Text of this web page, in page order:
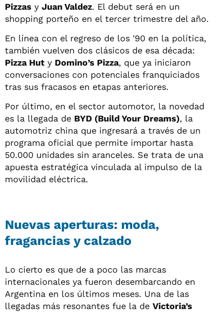
Pizzas y Juan Valdez. El debut será en un
shopping porteño en el tercer trimestre del año.
En línea con el regreso de los '90 en la política,
también vuelven dos clásicos de esa década:
Pizza Hut y Domino’s Pizza, que ya iniciaron
conversaciones con potenciales franquiciados
tras sus fracasos en etapas anteriores.
Por último, en el sector automotor, la novedad
es la llegada de BYD (Build Your Dreams), la
automotriz china que ingresará a través de un
programa oficial que permite importar hasta
50.000 unidades sin aranceles. Se trata de una
apuesta estratégica vinculada al impulso de la
movilidad eléctrica.
Nuevas aperturas: moda,
fragancias y calzado
Lo cierto es que de a poco las marcas
internacionales ya fueron desembarcando en
Argentina en los últimos meses. Una de las
llegadas más resonantes fue la de Victoria’s